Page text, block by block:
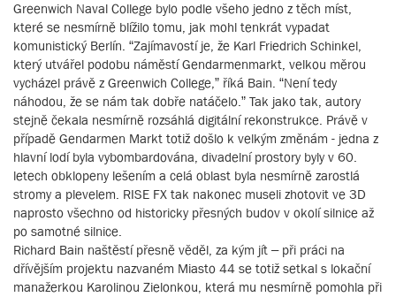
Greenwich Naval College bylo podle všeho jedno z těch míst,
které se nesmírně blížilo tomu, jak mohl tenkrát vypadat
komunistický Berlín. “Zajímavostí je, že Karl Friedrich Schinkel,
který utvářel podobu náměstí Gendarmenmarkt, velkou měrou
vycházel právě z Greenwich College,” říká Bain. “Není tedy
náhodou, že se nám tak dobře natáčelo.” Tak jako tak, autory
stejně čekala nesmírně rozsáhlá digitální rekonstrukce. Právě v
případě Gendarmen Markt totiž došlo k velkým změnám - jedna z
hlavní lodí byla vybombardována, divadelní prostory byly v 60.
letech obklopeny lešením a celá oblast byla nesmírně zarostlá
stromy a plevelem. RISE FX tak nakonec museli zhotovit ve 3D
naprosto všechno od historicky přesných budov v okolí silnice až
po samotné silnice.
Richard Bain naštěstí přesně věděl, za kým jít – při práci na
dřívějším projektu nazvaném Miasto 44 se totiž setkal s lokační
manažerkou Karolinou Zielonkou, která mu nesmírně pomohla při